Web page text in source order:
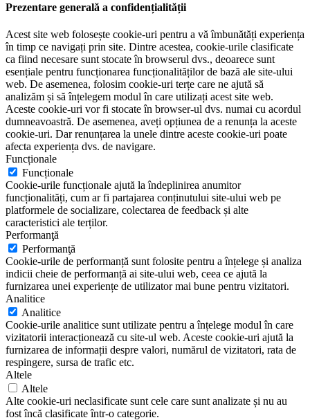
Prezentare generală a confidențialității
Acest site web folosește cookie-uri pentru a vă îmbunătăți experiența
în timp ce navigați prin site. Dintre acestea, cookie-urile clasificate
ca fiind necesare sunt stocate în browserul dvs., deoarece sunt
esențiale pentru funcționarea funcționalităților de bază ale site-ului
web. De asemenea, folosim cookie-uri terțe care ne ajută să
analizăm și să înțelegem modul în care utilizați acest site web.
Aceste cookie-uri vor fi stocate în browser-ul dvs. numai cu acordul
dumneavoastră. De asemenea, aveți opțiunea de a renunța la aceste
cookie-uri. Dar renunțarea la unele dintre aceste cookie-uri poate
afecta experiența dvs. de navigare.
Funcționale
Funcționale
Cookie-urile funcționale ajută la îndeplinirea anumitor
funcționalități, cum ar fi partajarea conținutului site-ului web pe
platformele de socializare, colectarea de feedback și alte
caracteristici ale terților.
Performanţă
Performanţă
Cookie-urile de performanță sunt folosite pentru a înțelege și analiza
indicii cheie de performanță ai site-ului web, ceea ce ajută la
furnizarea unei experiențe de utilizator mai bune pentru vizitatori.
Analitice
Analitice
Cookie-urile analitice sunt utilizate pentru a înțelege modul în care
vizitatorii interacționează cu site-ul web. Aceste cookie-uri ajută la
furnizarea de informații despre valori, numărul de vizitatori, rata de
respingere, sursa de trafic etc.
Altele
Altele
Alte cookie-uri neclasificate sunt cele care sunt analizate și nu au
fost încă clasificate într-o categorie.